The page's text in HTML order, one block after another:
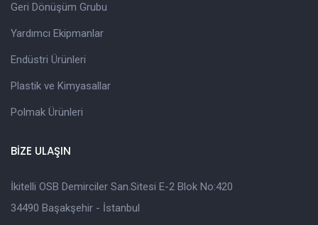
Geri Dönüşüm Grubu
Yardımcı Ekipmanlar
Endüstri Ürünleri
Plastik ve Kimyasallar
Polmak Ürünleri
BİZE ULAŞIN
İkitelli OSB Demirciler San.Sitesi E-2 Blok No:420
34490 Başakşehir - İstanbul